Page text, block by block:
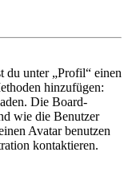
du unter „Profil“ einen
hinzufügen:
Die Board-
wie die Benutzer
Avatar benutzen
kontaktieren.